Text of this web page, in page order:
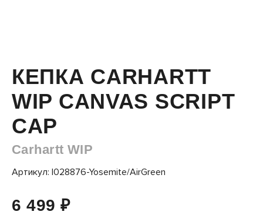
КЕПКА CARHARTT
WIP CANVAS SCRIPT
CAP
Carhartt WIP
Артикул: I028876-Yosemite/AirGreen
6 499 ₽